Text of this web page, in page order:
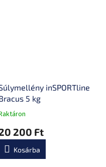
inSPORTline
5 kg
értékelése
200 Ft
Kosárba